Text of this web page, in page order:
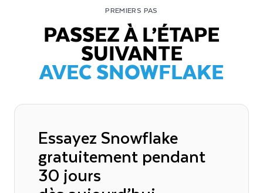
PREMIERS PAS
PASSEZ À L’ÉTAPE
SUIVANTE
AVEC SNOWFLAKE
Essayez Snowflake
gratuitement pendant
30 jours